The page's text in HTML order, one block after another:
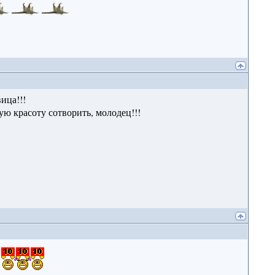
красоту сотворить, молодец!!!